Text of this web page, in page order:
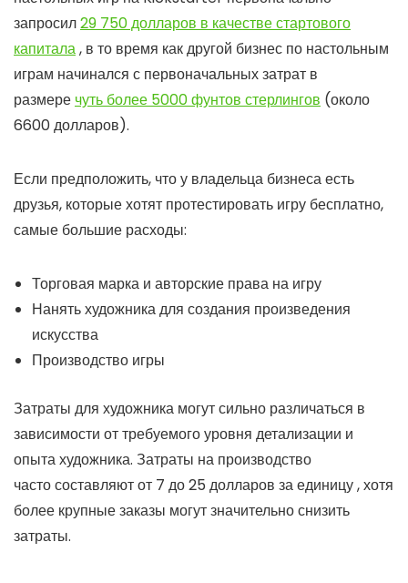
запросил29 750 долларов в качестве стартового
капитала, в то время как другой бизнес по настольным
играм начинался с первоначальных затрат в
размере чуть более 5000 фунтов стерлингов (около
6600 долларов).
Если предположить, что у владельца бизнеса есть
друзья, которые хотят протестировать игру бесплатно,
самые большие расходы:
Торговая марка и авторские права на игру
Нанять художника для создания произведения
искусства
Производство игры
Затраты для художника могут сильно различаться в
зависимости от требуемого уровня детализации и
опыта художника. Затраты на производство
часто составляют от 7 до 25 долларов за единицу , хотя
более крупные заказы могут значительно снизить
затраты.